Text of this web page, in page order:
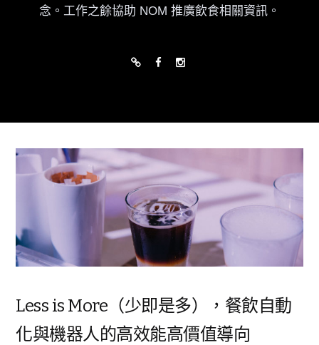
念。工作之餘協助 NOM 推廣飲食相關資訊。
Less is More（少即是多），餐飲自動
化與機器人的高效能高價值導向